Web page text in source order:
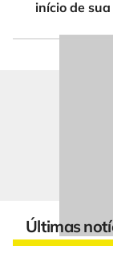
início de
Últimas